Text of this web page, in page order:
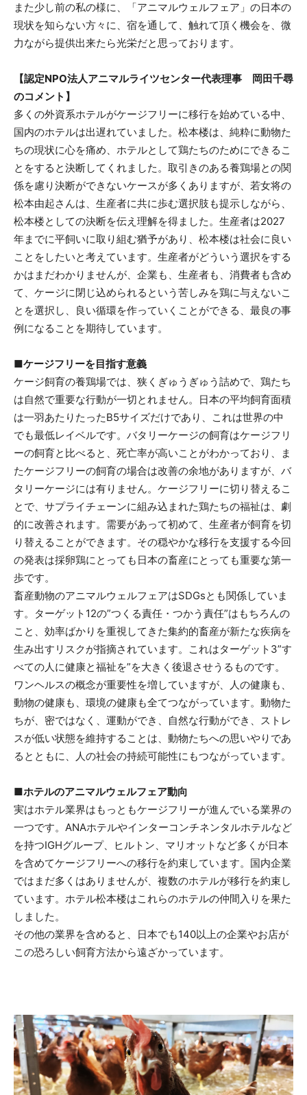
また少し前の私の様に、「アニマルウェルフェア」の日本の
現状を知らない方々に、宿を通して、触れて頂く機会を、微
力ながら提供出来たら光栄だと思っております。
【認定NPO法人アニマルライツセンター代表理事 岡田千尋
のコメント】
多くの外資系ホテルがケージフリーに移行を始めている中、
国内のホテルは出遅れていました。松本楼は、純粋に動物た
ちの現状に心を痛め、ホテルとして鶏たちのためにできるこ
とをすると決断してくれました。取引きのある養鶏場との関
係を慮り決断ができないケースが多くありますが、若女将の
松本由起さんは、生産者に共に歩む選択肢も提示しながら、
松本楼としての決断を伝え理解を得ました。生産者は2027
年までに平飼いに取り組む猶予があり、松本楼は社会に良い
ことをしたいと考えています。生産者がどういう選択をする
かはまだわかりませんが、企業も、生産者も、消費者も含め
て、ケージに閉じ込められるという苦しみを鶏に与えないこ
とを選択し、良い循環を作っていくことができる、最良の事
例になることを期待しています。
■ケージフリーを目指す意義
ケージ飼育の養鶏場では、狭くぎゅうぎゅう詰めで、鶏たち
は自然で重要な行動が一切とれません。日本の平均飼育面積
は一羽あたりたったB5サイズだけであり、これは世界の中
でも最低レイベルです。バタリーケージの飼育はケージフリ
ーの飼育と比べると、死亡率が高いことがわかっており、ま
たケージフリーの飼育の場合は改善の余地がありますが、バ
タリーケージには有りません。ケージフリーに切り替えるこ
とで、サプライチェーンに組み込まれた鶏たちの福祉は、劇
的に改善されます。需要があって初めて、生産者が飼育を切
り替えることができます。その穏やかな移行を支援する今回
の発表は採卵鶏にとっても日本の畜産にとっても重要な第一
歩です。
畜産動物のアニマルウェルフェアはSDGsとも関係していま
す。ターゲット12の”つくる責任・つかう責任”はもちろんの
こと、効率ばかりを重視してきた集約的畜産が新たな疾病を
生み出すリスクが指摘されています。これはターゲット3”す
べての人に健康と福祉を”を大きく後退させうるものです。
ワンヘルスの概念が重要性を増していますが、人の健康も、
動物の健康も、環境の健康も全てつながっています。動物た
ちが、密ではなく、運動ができ、自然な行動ができ、ストレ
スが低い状態を維持することは、動物たちへの思いやりであ
るとともに、人の社会の持続可能性にもつながっています。
■ホテルのアニマルウェルフェア動向
実はホテル業界はもっともケージフリーが進んでいる業界の
一つです。ANAホテルやインターコンチネンタルホテルなど
を持つIGHグループ、ヒルトン、マリオットなど多くが日本
を含めてケージフリーへの移行を約束しています。国内企業
ではまだ多くはありませんが、複数のホテルが移行を約束し
ています。ホテル松本楼はこれらのホテルの仲間入りを果た
しました。
その他の業界を含めると、日本でも140以上の企業やお店が
この恐ろしい飼育方法から遠ざかっています。